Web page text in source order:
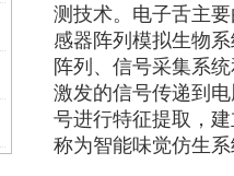
测技术。电子舌主
感器阵列模拟生物
阵列、信号采集系
激发的信号传递到
号进行特征提取，
称为智能味觉仿生